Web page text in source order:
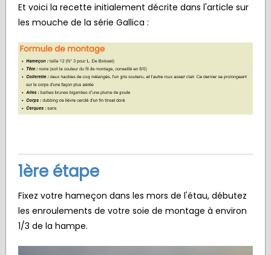
Et voici la recette initialement décrite dans l'article sur
les mouche de la série Gallica :
1ère étape
Fixez votre hameçon dans les mors de l'étau, débutez
les enroulements de votre soie de montage à environ
1/3 de la hampe.